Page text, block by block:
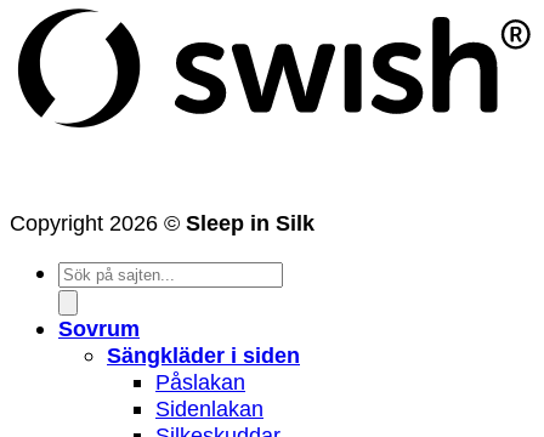
Copyright 2026 © Sleep in Silk
Products
search
Sovrum
Sängkläder i siden
Påslakan
Sidenlakan